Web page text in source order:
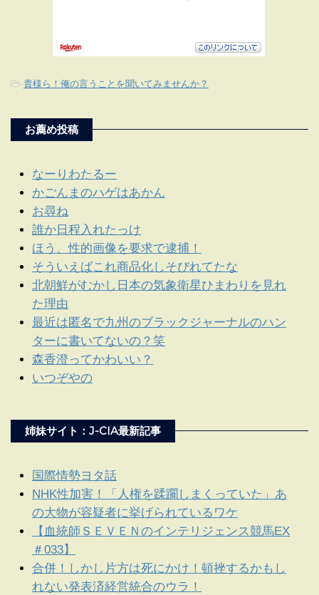
-貴様ら！俺の言うことを聞いてみませんか？
お薦め投稿
なーりわたるー
かごんまのハゲはあかん
お尋ね
誰か日程入れたっけ
ほう、性的画像を要求で逮捕！
そういえばこれ商品化しそびれてたな
北朝鮮がむかし日本の気象衛星ひまわりを見れ
た理由
最近は匿名で九州のブラックジャーナルのハン
ターに書いてないの？笑
森香澄ってかわいい？
いつぞやの
姉妹サイト：J-CIA最新記事
国際情勢ヨタ話
NHK性加害！「人権を蹂躙しまくっていた」あ
の大物が容疑者に挙げられているワケ
【血統師ＳＥＶＥＮのインテリジェンス競馬EX
＃033】
合併！しかし片方は死にかけ！頓挫するかもし
れない発表済経営統合のウラ！